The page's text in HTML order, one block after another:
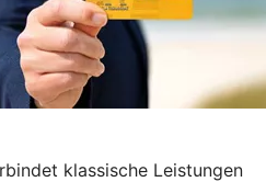
klassische Leistungen